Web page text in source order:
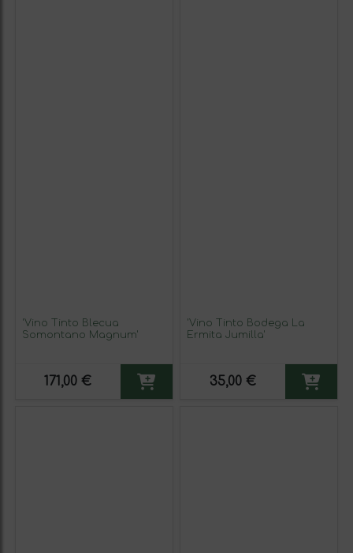
'Vino Tinto Blecua
Somontano Magnum'
171,00 €
'Vino Tinto Bodega La
Ermita Jumilla'
35,00 €